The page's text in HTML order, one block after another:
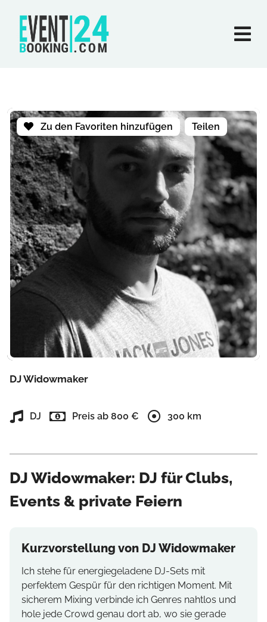
Zu den Favoriten hinzufügen Teilen
DJ Widowmaker
DJ Preis ab 800 € 300 km
DJ Widowmaker: DJ für Clubs,
Events & private Feiern
Kurzvorstellung von DJ Widowmaker
Ich stehe für energiegeladene DJ-Sets mit
perfektem Gespür für den richtigen Moment. Mit
sicherem Mixing verbinde ich Genres nahtlos und
hole jede Crowd genau dort ab, wo sie gerade